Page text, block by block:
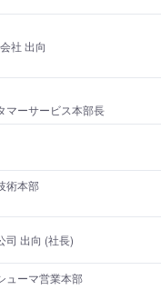
社 出向
マーサービス本部長
術本部
司 出向 (社長)
ューマ営業本部